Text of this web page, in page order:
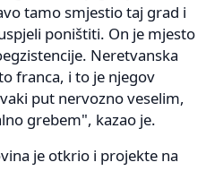
tamo smjestio taj grad i
poništiti. On je mjesto
Neretvanska
franca, i to je njegov
put nervozno veselim,
grebem", kazao je.
je otkrio i projekte na